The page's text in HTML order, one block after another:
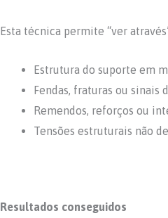
Esta técnica permite “ver
Estrutura do suporte em
Fendas, fraturas ou sinais
Remendos, reforços ou
Tensões estruturais não
Resultados conseguidos